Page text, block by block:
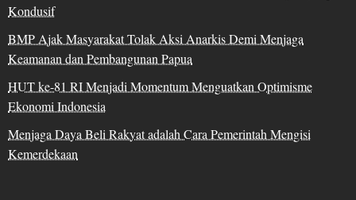
Kondusif
BMP Ajak Masyarakat Tolak Aksi Anarkis Demi Menjaga
Keamanan dan Pembangunan Papua
HUT ke-81 RI Menjadi Momentum Menguatkan Optimisme
Ekonomi Indonesia
Menjaga Daya Beli Rakyat adalah Cara Pemerintah Mengisi
Kemerdekaan